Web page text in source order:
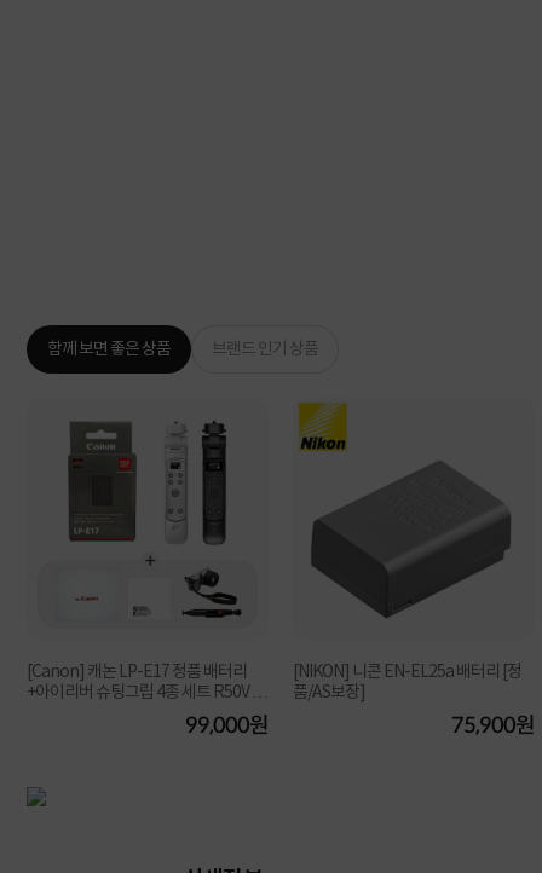
함께 보면 좋은 상품 브랜드 인기 상품
[Canon] 캐논 LP-E17 정품 배터리
+아이리버 슈팅그립 4종 세트 R50V M
99,000원
[NIKON] 니콘 EN-EL25a 배터리 [정
품/AS보장]
75,900원